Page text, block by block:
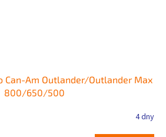
Can-Am Outlander/Outlander Max
800/650/500
4 dny